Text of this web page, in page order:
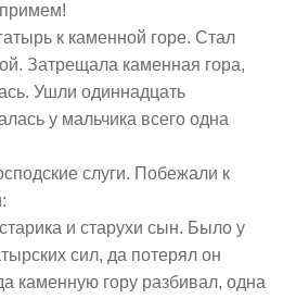
примем!
к каменной горе. Стал
Затрещала каменная гора,
Ушли одиннадцать
у мальчика всего одна
слуги. Побежали к
и старухи сын. Было у
сил, да потерял он
каменную гору разбивал, одна